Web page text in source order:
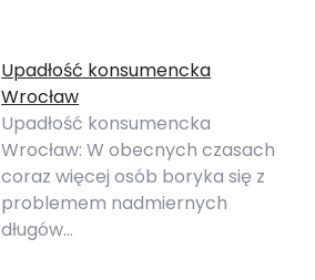
Upadłość konsumencka
Wrocław
Upadłość konsumencka
Wrocław: W obecnych czasach
coraz więcej osób boryka się z
problemem nadmiernych
długów…